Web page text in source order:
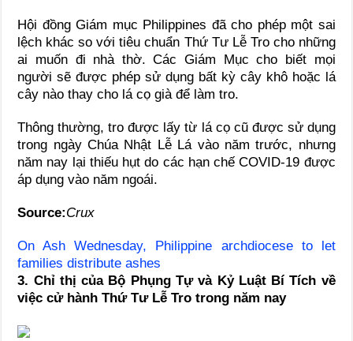
Hội đồng Giám mục Philippines đã cho phép một sai
lệch khác so với tiêu chuẩn Thứ Tư Lễ Tro cho những
ai muốn đi nhà thờ. Các Giám Mục cho biết mọi
người sẽ được phép sử dụng bất kỳ cây khô hoặc lá
cây nào thay cho lá cọ già để làm tro.
Thông thường, tro được lấy từ lá cọ cũ được sử dụng
trong ngày Chúa Nhật Lễ Lá vào năm trước, nhưng
năm nay lại thiếu hụt do các hạn chế COVID-19 được
áp dụng vào năm ngoái.
Source:Crux
On Ash Wednesday, Philippine archdiocese to let
families distribute ashes
3. Chỉ thị của Bộ Phụng Tự và Kỷ Luật Bí Tích về
việc cử hành Thứ Tư Lễ Tro trong năm nay